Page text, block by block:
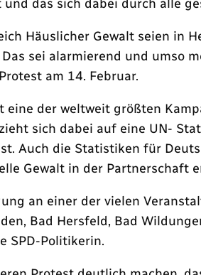
das sich dabei durch alle
Häuslicher Gewalt seien in
sei alarmierend und umso
am 14. Februar.
eine der weltweit größten
sich dabei auf eine UN-
Auch die Statistiken für
Gewalt in der Partnerschaft
an einer der vielen
Bad Hersfeld, Bad
SPD-Politikerin.